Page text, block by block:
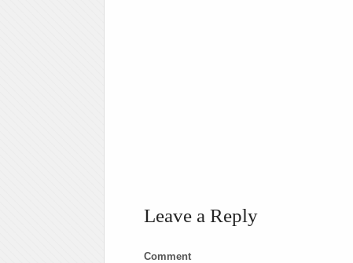
Leave a Reply
Comment